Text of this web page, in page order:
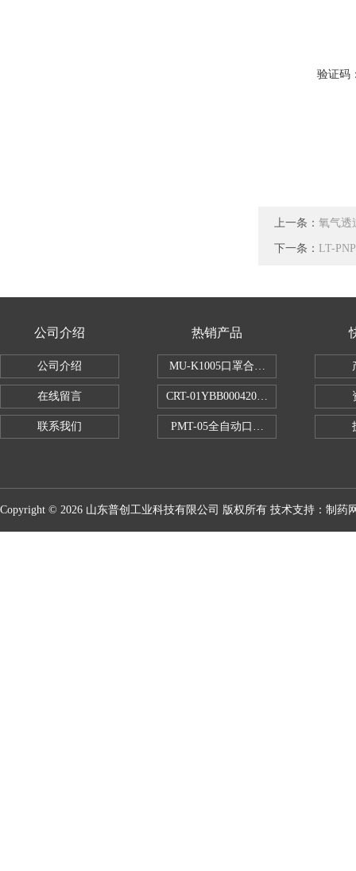
验证码
上一条： 氧气透
下一条： LT-
公司介绍
公司介绍
在线留言
联系我们
热销产品
MU-K1005口罩合成血液穿透试验仪
CRT-01YBB00042005数显式安瓿瓶圆
PMT-05全自动口红折断力测试仪
Copyright © 2026 山东普创工业科技有限公司 版权所有 技术支持： 制药